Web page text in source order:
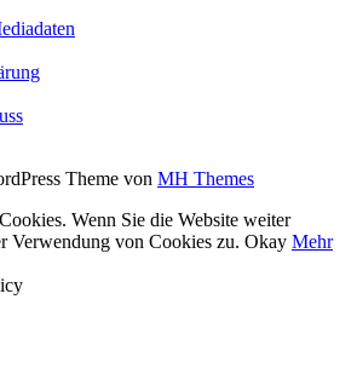
Theme von MH Themes
Wenn Sie die Website weiter
Verwendung von Cookies zu. Okay Mehr